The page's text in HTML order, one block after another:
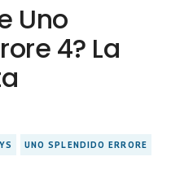
Uno
4? La
UNO SPLENDIDO ERRORE